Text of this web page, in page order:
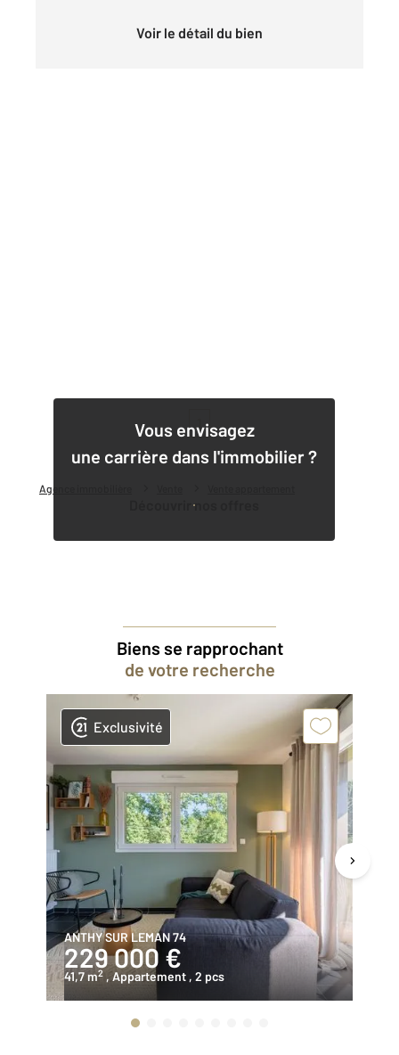
Agence immobilière
Voir le détail du bien
Vous envisagez
une carrière dans l'immobilier ?
Découvrir nos offres
Biens se rapprochant
de votre recherche
Exclusivité
ANTHY SUR LEMAN 74
229 000 €
41,7 m2 , Appartement , 2 pcs